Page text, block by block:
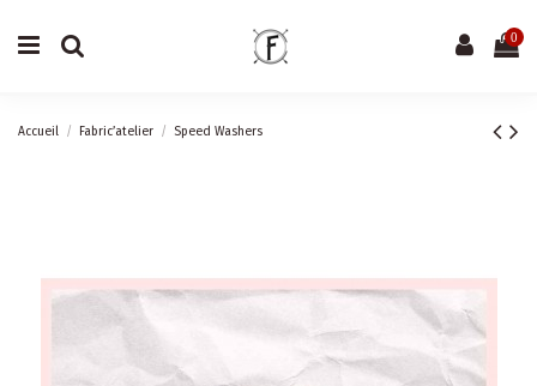
0
Accueil Fabric’atelier Speed Washers